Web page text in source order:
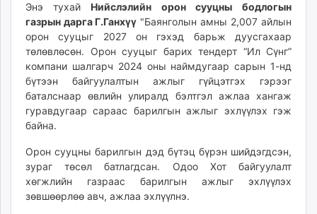
unen.mn
asu.mn
shudarga.mn
shuurhai.mn
unuudur.mn
isee.mn
mglradio.com
fact.mn
itoim.mn
tumen.mn
shuum.mn
times.mn
Энэ тухай Нийслэлийн орон сууцны бодлогын
газрын дарга Г.Ганхүү "Баянголын амны 2,007 айлын
орон сууцыг 2027 он гэхэд барьж дуусгахаар
төлөвлөсөн. Орон сууцыг барих тендерт “Ил Сүнг”
компани шалгарч 2024 оны наймдугаар сарын 1-нд
бүтээн байгуулалтын ажлыг гүйцэтгэх гэрээг
баталснаар өвлийн улиралд бэлтгэл ажлаа хангаж
гуравдугаар сараас барилгын ажлыг эхлүүлэх гэж
байна.
Орон сууцны барилгын дэд бүтэц бүрэн шийдэгдсэн,
зураг төсөл батлагдсан. Одоо Хот байгуулалт
хөгжлийн газраас барилгын ажлыг эхлүүлэх
зөвшөөрлөө авч, ажлаа эхлүүлнэ.